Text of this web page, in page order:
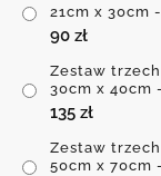
21cm x
90 zł
Zestaw
30cm x
135 zł
Zestaw
50cm x